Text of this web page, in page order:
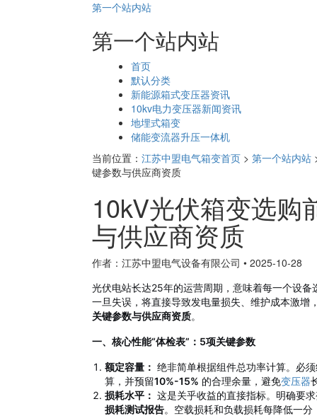
第一个站内站
第一个站内站
首页
默认分类
新能源箱式变压器资讯
10kv电力变压器新闻资讯
地埋式箱变
储能变流器升压一体机
当前位置： 江苏中盟电气箱变首页 > 第一个站内站
键参数与供应商资质
10kV光伏箱变选购
与供应商资质
作者：江苏中盟电气设备有限公司 • 2025-10-28
光伏电站长达25年的运营周期，意味着每一个设备
一旦失误，将直接导致发电量损失、维护成本激
关键参数与供应商资质。
一、核心性能“体检表”：5项关键参数
额定容量： 绝非简单根据组件总功率计算。必
算，并预留10%-15% 的合理余量，避免变压器
损耗水平： 这是关乎收益的直接指标。明确要
损耗测试报告。空载损耗和负载损耗每降低一